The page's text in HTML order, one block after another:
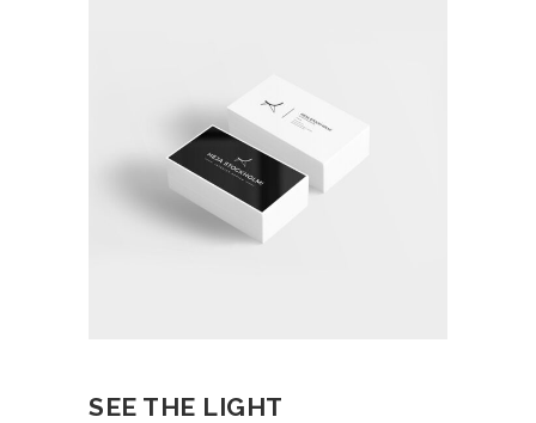
SEE THE LIGHT